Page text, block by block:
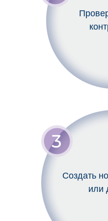
Создать
или